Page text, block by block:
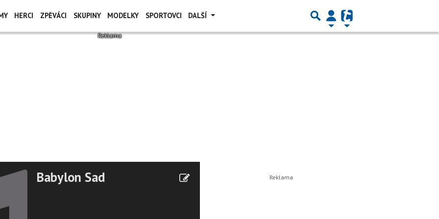
HERCI ZPĚVÁCI SKUPINY MODELKY SPORTOVCI DALŠÍ
Babylon Sad